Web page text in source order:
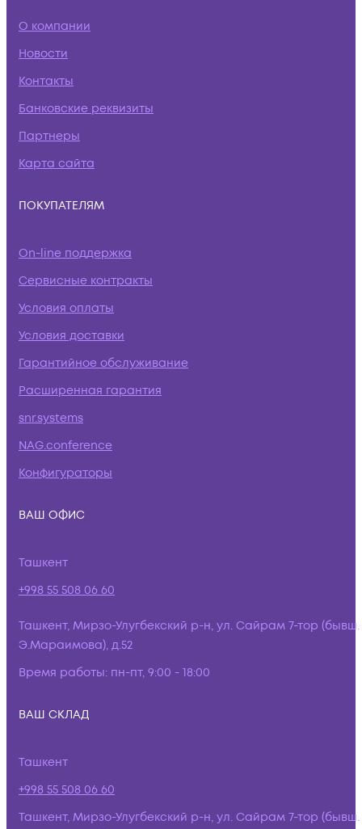
О компании
Новости
Контакты
Банковские реквизиты
Партнеры
Карта сайта
ПОКУПАТЕЛЯМ
On-line поддержка
Сервисные контракты
Условия оплаты
Условия доставки
Гарантийное обслуживание
Расширенная гарантия
snr.systems
NAG.conference
Конфигураторы
ВАШ ОФИС
Ташкент
+998 55 508 06 60
Ташкент, Мирзо-Улугбекский р-н, ул. Сайрам 7-тор (бывш.
Э.Мараимова), д.52
Время работы: пн-пт, 9:00 - 18:00
ВАШ СКЛАД
Ташкент
+998 55 508 06 60
Ташкент, Мирзо-Улугбекский р-н, ул. Сайрам 7-тор (бывш.